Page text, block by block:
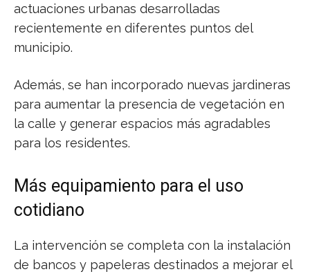
actuaciones urbanas desarrolladas
recientemente en diferentes puntos del
municipio.
Además, se han incorporado nuevas jardineras
para aumentar la presencia de vegetación en
la calle y generar espacios más agradables
para los residentes.
Más equipamiento para el uso
cotidiano
La intervención se completa con la instalación
de bancos y papeleras destinados a mejorar el